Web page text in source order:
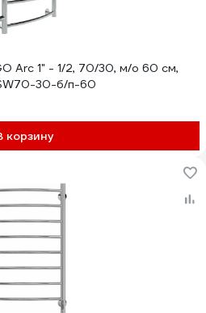
Arc 1" - 1/2, 70/30, м/о 60 см,
30-б/п-60
корзину